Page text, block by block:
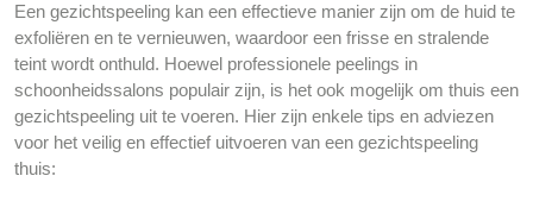
Een gezichtspeeling kan een effectieve manier zijn om de huid te
exfoliëren en te vernieuwen, waardoor een frisse en stralende
teint wordt onthuld. Hoewel professionele peelings in
schoonheidssalons populair zijn, is het ook mogelijk om thuis een
gezichtspeeling uit te voeren. Hier zijn enkele tips en adviezen
voor het veilig en effectief uitvoeren van een gezichtspeeling
thuis: